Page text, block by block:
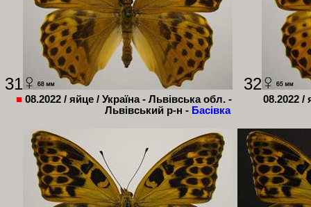
31
■ 08.2022 / яйце / Україна - Львівська обл. -
Львівський р-н - Басівка
32
08.2022 /